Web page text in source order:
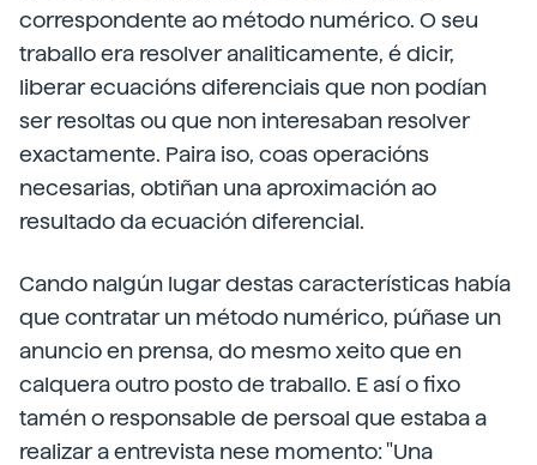
correspondente ao método numérico. O seu
traballo era resolver analiticamente, é dicir,
liberar ecuacións diferenciais que non podían
ser resoltas ou que non interesaban resolver
exactamente. Paira iso, coas operacións
necesarias, obtiñan una aproximación ao
resultado da ecuación diferencial.
Cando nalgún lugar destas características había
que contratar un método numérico, púñase un
anuncio en prensa, do mesmo xeito que en
calquera outro posto de traballo. E así o fixo
tamén o responsable de persoal que estaba a
realizar a entrevista nese momento: "Una